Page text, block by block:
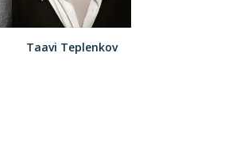
Taavi Teplenkov